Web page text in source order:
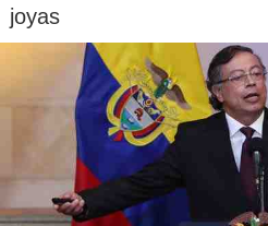
joyas